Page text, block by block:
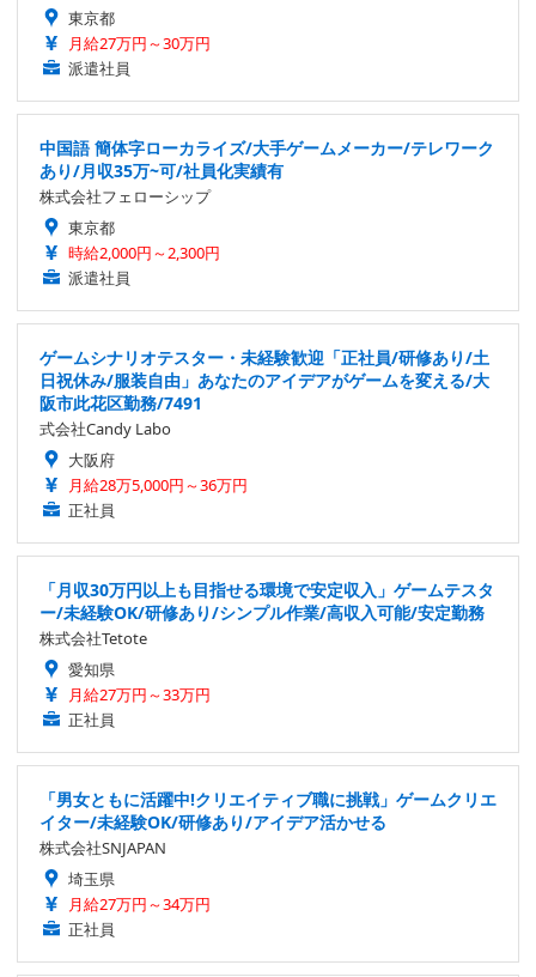
東京都
月給27万円～30万円
派遣社員
中国語 簡体字ローカライズ/大手ゲームメーカー/テレワーク
あり/月収35万~可/社員化実績有
株式会社フェローシップ
東京都
時給2,000円～2,300円
派遣社員
ゲームシナリオテスター・未経験歓迎「正社員/研修あり/土
日祝休み/服装自由」あなたのアイデアがゲームを変える/大
阪市此花区勤務/7491
式会社Candy Labo
大阪府
月給28万5,000円～36万円
正社員
「月収30万円以上も目指せる環境で安定収入」ゲームテスタ
ー/未経験OK/研修あり/シンプル作業/高収入可能/安定勤務
株式会社Tetote
愛知県
月給27万円～33万円
正社員
「男女ともに活躍中!クリエイティブ職に挑戦」ゲームクリエ
イター/未経験OK/研修あり/アイデア活かせる
株式会社SNJAPAN
埼玉県
月給27万円～34万円
正社員